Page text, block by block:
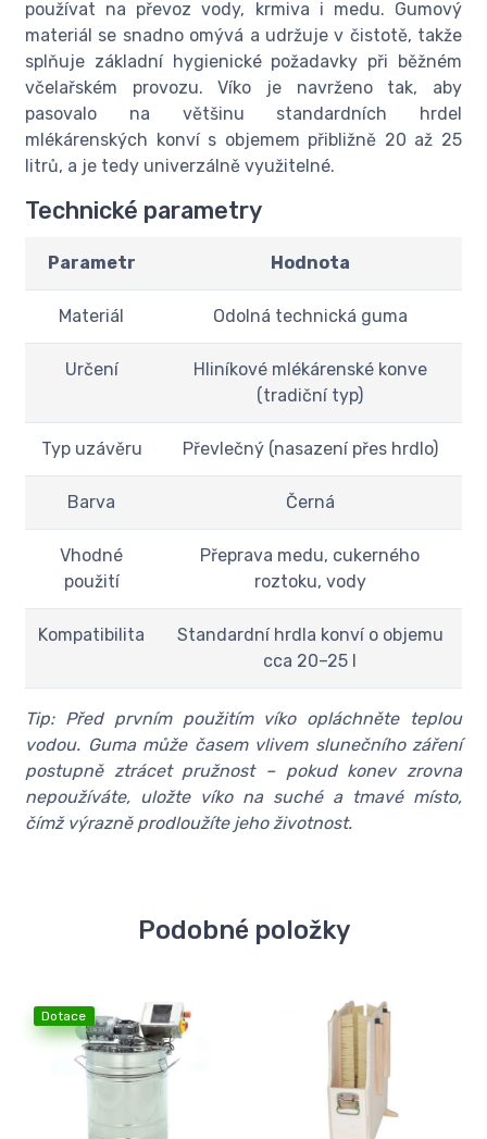
používat na převoz vody, krmiva i medu. Gumový
materiál se snadno omývá a udržuje v čistotě, takže
splňuje základní hygienické požadavky při běžném
včelařském provozu. Víko je navrženo tak, aby
pasovalo na většinu standardních hrdel
mlékárenských konví s objemem přibližně 20 až 25
litrů, a je tedy univerzálně využitelné.
Technické parametry
Parametr Hodnota
Materiál Odolná technická guma
Určení
Hliníkové mlékárenské konve
(tradiční typ)
Typ uzávěru Převlečný (nasazení přes hrdlo)
Barva Černá
Vhodné
použití
Přeprava medu, cukerného
roztoku, vody
Kompatibilita
Standardní hrdla konví o objemu
cca 20–25 l
Tip: Před prvním použitím víko opláchněte teplou
vodou. Guma může časem vlivem slunečního záření
postupně ztrácet pružnost – pokud konev zrovna
nepoužíváte, uložte víko na suché a tmavé místo,
čímž výrazně prodloužíte jeho životnost.
Podobné položky
Dotace